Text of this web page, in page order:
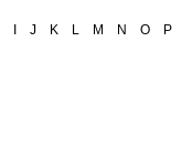
J K L M N O
P